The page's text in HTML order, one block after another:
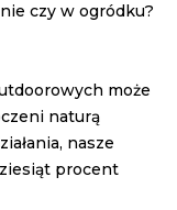
czy w ogródku?
może
naturą
nasze
procent